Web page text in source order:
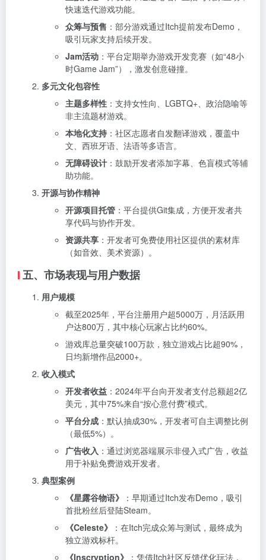
快速迭代游戏功能。
众筹与预售 ：部分游戏通过Itch提前发布Demo，
吸引玩家支持后续开发。
Jam活动 ：平台定期举办游戏开发竞赛（如“48小
时Game Jam”），激发创意碰撞。
多元文化包容性
主题多样性 ：支持女性向、LGBTQ+、政治隐喻等
非主流题材游戏。
本地化支持 ：社区志愿者自发翻译游戏，覆盖中
文、西班牙语、法语等多语言。
无障碍设计 ：鼓励开发者添加字幕、色盲模式等辅
助功能。
开源与协作精神
开源项目托管 ：平台提供Git集成，方便开发者共
享代码与协作开发。
资源共享 ：开发者可免费使用社区提供的素材库
（如音效、美术资源）。
五、市场表现与用户数据
用户规模
截至2025年，平台注册用户超5000万，月活跃用
户达800万，其中核心玩家占比约60%。
游戏库总量突破100万款，独立游戏占比超90%，
日均新增作品2000+。
收入模式
开发者收益 ：2024年平台向开发者支付总额超2亿
美元，其中75%来自“按心意付费”模式。
平台分成 ：默认抽成30%，开发者可自主调整比例
（最低5%）。
广告收入 ：通过浏览器端展示非侵入式广告，收益
用于补贴免费游戏开发者。
典型案例
《星露谷物语》
：早期通过Itch发布Demo，吸引
首批粉丝后登陆Steam。
《Celeste》
：在Itch完成众筹与测试，最终成为
独立游戏标杆。
《Inscryption》
：凭借Itch社区反馈优化玩法，